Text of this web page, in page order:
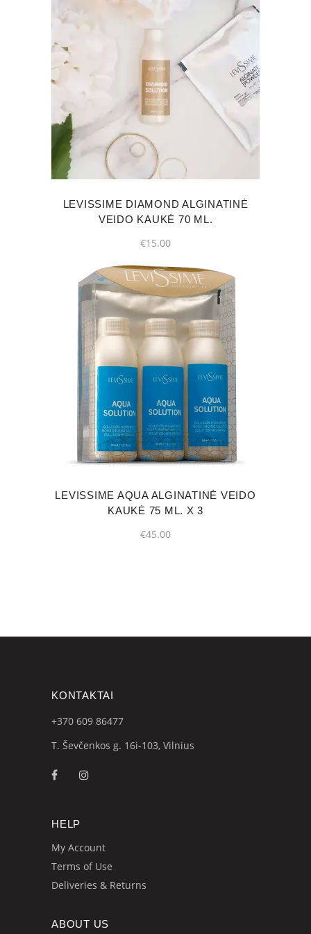
LEVISSIME DIAMOND ALGINATINĖ
VEIDO KAUKĖ 70 ML.
€15.00
LEVISSIME AQUA ALGINATINĖ VEIDO
KAUKĖ 75 ML. X 3
€45.00
KONTAKTAI
+370 609 86477
T. Ševčenkos g. 16i-103, Vilnius
HELP
My Account
Terms of Use
Deliveries & Returns
ABOUT US